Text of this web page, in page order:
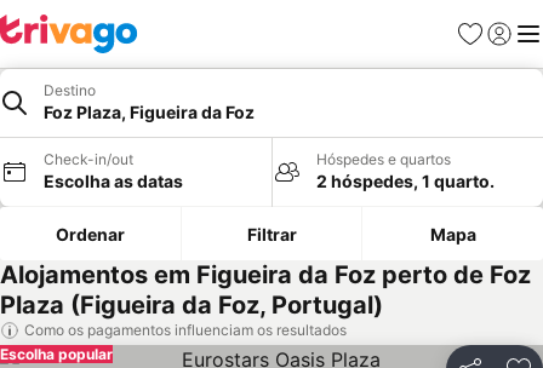
Favoritos
Iniciar
Destino
Foz Plaza, Figueira da Foz
Check-in/out
Escolha as datas
Hóspedes e quartos
2 hóspedes, 1 quarto.
Ordenar Filtrar Mapa
Alojamentos em Figueira da Foz perto de Foz
Plaza (Figueira da Foz, Portugal)
Como os pagamentos influenciam os resultados
Escolha popular